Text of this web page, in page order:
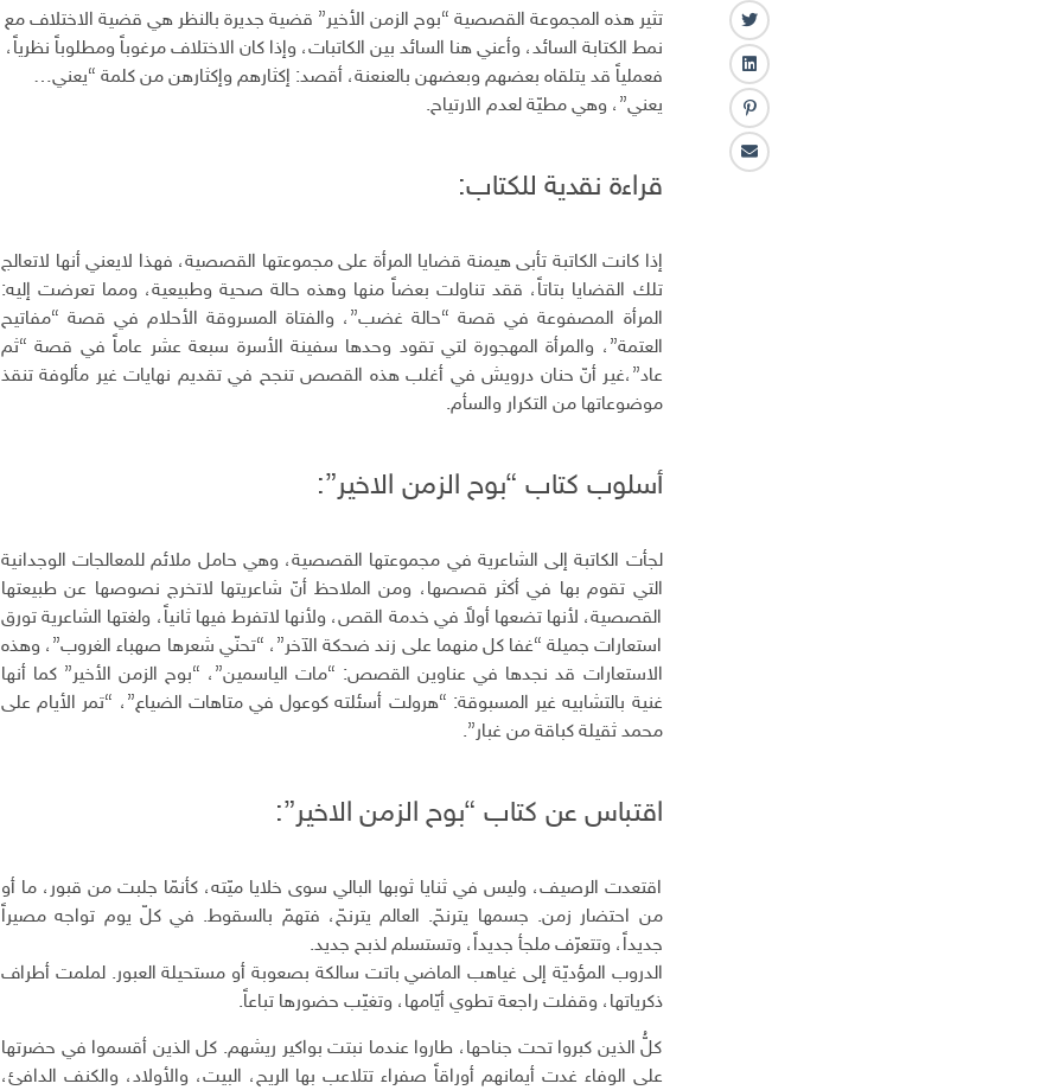
ا
ي
س
ب
و
ك
ت
و
ي
ت
ر
ل
ي
ن
ك
ـ
ب
ن
تا
تثير هذه المجموعة القصصية “بوح الزمن الأخير” قضية جديرة بالنظر هي قضية الاختلاف مع
نمط الكتابة السائد، وأعني هنا السائد بين الكاتبات، وإذا كان الاختلاف مرغوباً ومطلوباً نظرياً،
فعملياً قد يتلقاه بعضهم وبعضهن بالعنعنة، أقصد: إكثارهم وإكثارهن من كلمة “يعني…
يعني”، وهي مطيّة لعدم الارتياح.
قراءة نقدية للكتاب:
إذا كانت الكاتبة تأبى هيمنة قضايا المرأة على مجموعتها القصصية، فهذا لايعني أنها لاتعالج
تلك القضايا بتاتاً، ققد تناولت بعضاً منها وهذه حالة صحية وطبيعية، ومما تعرضت إليه:
المرأة المصفوعة في قصة “حالة غضب”، والفتاة المسروقة الأحلام في قصة “مفاتيح
العتمة”، والمرأة المهجورة لتي تقود وحدها سفينة الأسرة سبعة عشر عاماً في قصة “ثم
عاد”،غير أنّ حنان درويش في أغلب هذه القصص تنجح في تقديم نهايات غير مألوفة تنقذ
موضوعاتها من التكرار والسأم.‏
أسلوب كتاب “بوح الزمن الاخير”:
لجأت الكاتبة إلى الشاعرية في مجموعتها القصصية، وهي حامل ملائم للمعالجات الوجدانية
التي تقوم بها في أكثر قصصها، ومن الملاحظ أنّ شاعريتها لاتخرج نصوصها عن طبيعتها
القصصية، لأنها تضعها أولاً في خدمة القص، ولأنها لاتفرط فيها ثانياً، ولغتها الشاعرية تورق
استعارات جميلة “غفا كل منهما على زند ضحكة الآخر”، “تحنّي شعرها صهباء الغروب”، وهذه
الاستعارات قد نجدها في عناوين القصص: “مات الياسمين”، “بوح الزمن الأخير” كما أنها
غنية بالتشابيه غير المسبوقة: “هرولت أسئلته كوعول في متاهات الضياع”، “تمر الأيام على
محمد ثقيلة كباقة من غبار”.‏
اقتباس عن كتاب “بوح الزمن الاخير”:
اقتعدت الرصيف، وليس في ثنايا ثوبها البالي سوى خلايا ميّته، كأنمّا جلبت من قبور، ما أو
من احتضار زمن. جسمها يترنحّ. العالم يترنحّ، فتهمّ بالسقوط. في كلّ يوم تواجه مصيراً
جديداً، وتتعرّف ملجأ جديداً، وتستسلم لذبح جديد.
الدروب المؤديّة إلى غياهب الماضي باتت سالكة بصعوبة أو مستحيلة العبور. لملمت أطراف
ذكرياتها، وقفلت راجعة تطوي أيّامها، وتغيّب حضورها تباعاً.
كلُّ الذين كبروا تحت جناحها، طاروا عندما نبتت بواكير ريشهم. كل الذين أقسموا في حضرتها
على الوفاء غدت أيمانهم أوراقاً صفراء تتلاعب بها الريح، البيت، والأولاد، والكنف الدافئ،